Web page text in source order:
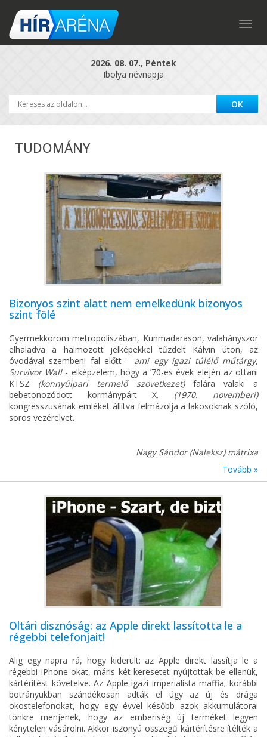
2026. 08. 07., Péntek
Ibolya névnapja
TUDOMÁNY
Bizonyos szint alatt nem emelkedünk bizonyos
szint fölé
Gyermekkorom metropoliszában, Kunmadarason, valahányszor
elhaladva a halmozott jelképekkel tűzdelt Kálvin úton, az
óvodával szembeni fal előtt - ami egy igazi túlélő műtárgy,
Survivor Wall - elképzelem, hogy a ’70-es évek elején az ottani
KTSZ (könnyűipari termelő szövetkezet)falára valaki a
bebetonozódott kormánypárt X. (1970. novemberi)
kongresszusának emléket állítva felmázolja a lakosoknak szóló,
soros vezérelvet.
Nagy Sándor (Naleksz) mátrixa
Tovább »
Oltári disznóság: az Apple direkt lassította le a
régebbi telefonjait!
Alig egy napra rá, hogy kiderült: az Apple direkt lassítja le a
régebbi iPhone-okat, máris két keresetet nyújtottak be ellenük,
kártérítést követelve. Az Apple igazi imperialista maffia; korábbi
botrányukban szándékosan adták el úgy az új és drága
okostelefonokat, hogy egy évvel később azok akkumulátorai
tönkre menjenek, hogy az emberiség új terméket legyen
kénytelen vásárolni. Akkor iszonyú összegű kártérítésre ítélték a